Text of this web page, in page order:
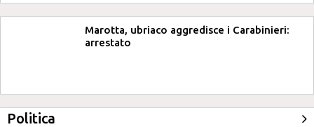
Marotta, ubriaco aggredisce i Carabinieri:
arrestato
Politica